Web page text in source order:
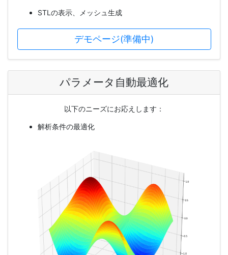
STLの表示、メッシュ生成
デモページ(準備中)
パラメータ自動最適化
以下のニーズにお応えします：
解析条件の最適化